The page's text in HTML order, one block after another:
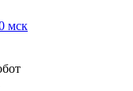
мск